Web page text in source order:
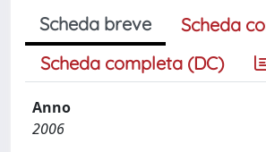
Scheda breve
Scheda
Scheda completa (DC)
Anno
2006